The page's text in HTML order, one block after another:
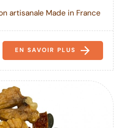
artisanale Made in France
EN SAVOIR PLUS